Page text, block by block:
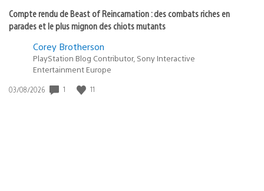
Compte rendu de Beast of Reincarnation : des combats riches en
parades et le plus mignon des chiots mutants
Corey Brotherson
PlayStation Blog Contributor, Sony Interactive
Entertainment Europe
Date
03/08/2026 1 11